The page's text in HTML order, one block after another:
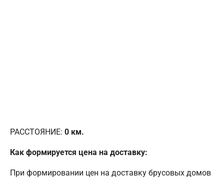
РАССТОЯНИЕ: 0 км.
Как формируется цена на доставку:
При формировании цен на доставку брусовых домов